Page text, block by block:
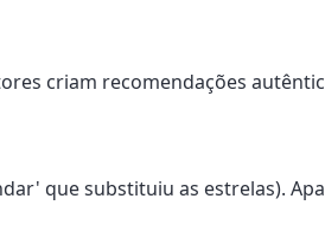
criam recomendações
que substituiu as estrelas).